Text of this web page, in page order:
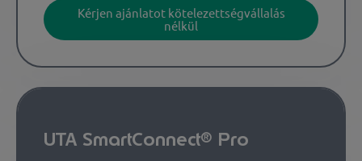
Kérjen ajánlatot kötelezettségvállalás
nélkül
UTA SmartConnect® Pro